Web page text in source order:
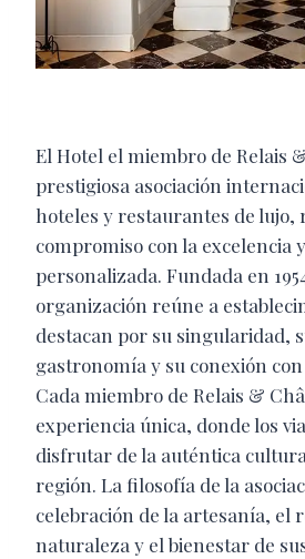
El Hotel el miembro de Relais
prestigiosa asociación
hoteles y restaurantes de lujo,
compromiso con la excelencia
personalizada. Fundada en
organización reúne a
destacan por su singularidad,
gastronomía y su conexión
Cada miembro de Relais &
experiencia única, donde los
disfrutar de la auténtica
región. La filosofía de la
celebración de la artesanía, el
naturaleza y el bienestar de